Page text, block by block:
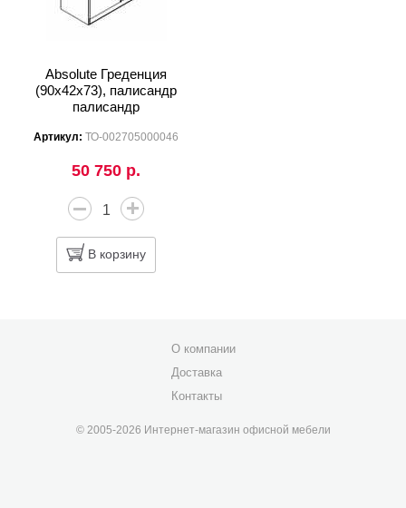
Absolute Греденция
(90х42х73), палисандр
палисандр
Артикул:ТО-002705000046
50 750 р.
В корзину
О компании
Доставка
Контакты
© 2005-2026 Интернет-магазин офисной мебели